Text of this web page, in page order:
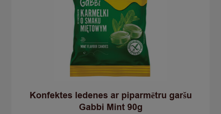
Konfektes ledenes ar piparmētru garšu
Gabbi Mint 90g